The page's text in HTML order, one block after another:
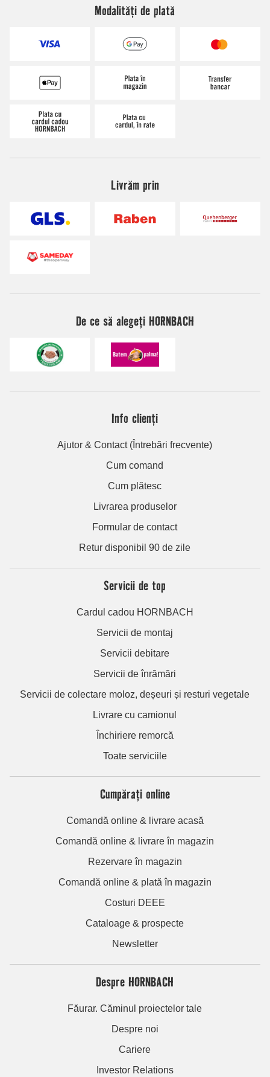
Modalități de plată
Livrăm prin
De ce să alegeți HORNBACH
Info clienți
Ajutor & Contact (Întrebări frecvente)
Cum comand
Cum plătesc
Livrarea produselor
Formular de contact
Retur disponibil 90 de zile
Servicii de top
Cardul cadou HORNBACH
Servicii de montaj
Servicii debitare
Servicii de înrămări
Servicii de colectare moloz, deșeuri și resturi vegetale
Livrare cu camionul
Închiriere remorcă
Toate serviciile
Cumpărați online
Comandă online & livrare acasă
Comandă online & livrare în magazin
Rezervare în magazin
Comandă online & plată în magazin
Costuri DEEE
Cataloage & prospecte
Newsletter
Despre HORNBACH
Făurar. Căminul proiectelor tale
Despre noi
Cariere
Investor Relations